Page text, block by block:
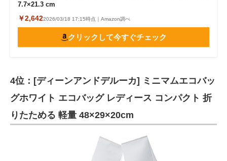
7.7×21.3 cm
￥2,6422026/03/18 17:15時点｜Amazon調べ
クリックして今すぐチェック
4位：[ディーンアンドデルーカ] ミニマムエコバッ
グホワイト エコバッグ レディース コンパクト 折
りたためる 軽量 48×29×20cm